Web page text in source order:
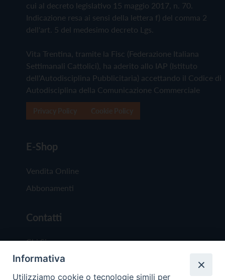
cui al decreto legislativo 15 maggio 2017, n. 70.
Indicazione resa ai sensi della lettera f) del comma 2
dell'art. 5 del medesimo decreto Lgs.
Vita Trentina, tramite la Fisc (Federazione Italiana
Settimanali Cattolici), ha aderito allo IAP (Istituto
dell'Autodisciplina Pubblicitaria) accettando il Codice di
Autodisciplina della Comunicazione Commerciale
E-Shop
Vendita Online
Abbonamenti
Contatti
Chi Siamo
Redazione
Scrivici
Informativa
Utilizziamo cookie o tecnologie simili per